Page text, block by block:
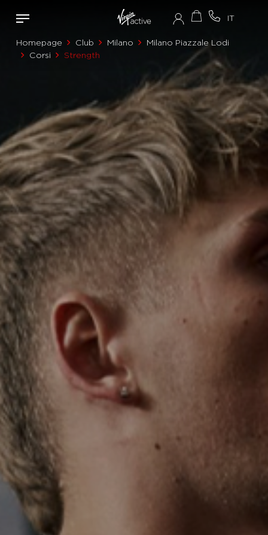
Homepage Club Milano
Milano Piazzale Lodi
Corsi
Strength